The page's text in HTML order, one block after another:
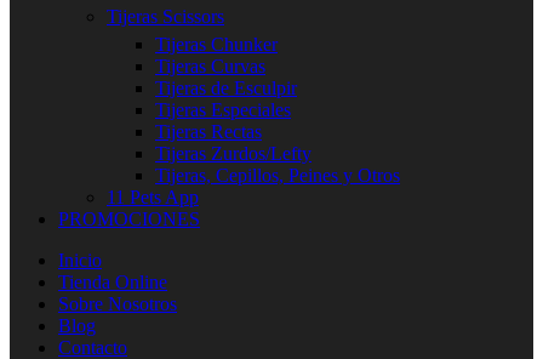
Tijeras Scissors
Tijeras Chunker
Tijeras Curvas
Tijeras de Esculpir
Tijeras Especiales
Tijeras Rectas
Tijeras Zurdos/Lefty
Tijeras, Cepillos, Peines y Otros
11 Pets App
PROMOCIONES
Inicio
Tienda Online
Sobre Nosotros
Blog
Contacto